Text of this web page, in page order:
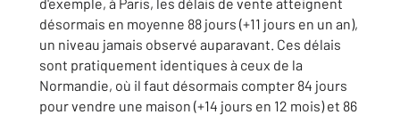
désormais en moyenne 88 jours (+11 jours en un an),
un niveau jamais observé auparavant. Ces délais
sont pratiquement identiques à ceux de la
Normandie, où il faut désormais compter 84 jours
pour vendre une maison (+14 jours en 12 mois) et 86